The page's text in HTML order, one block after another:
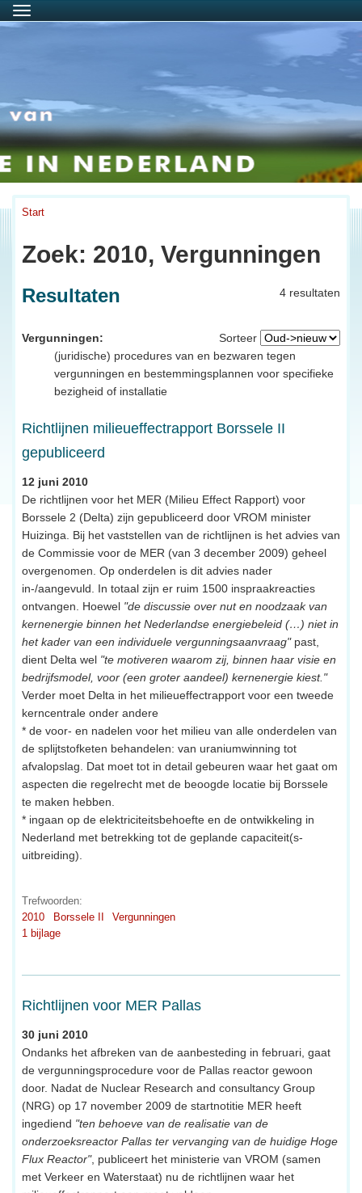
Menu
Start
Zoek: 2010, Vergunningen
4 resultaten
Resultaten
Sorteer
Vergunningen:
(juridische) procedures van en bezwaren tegen
vergunningen en bestemmingsplannen voor specifieke
bezigheid of installatie
Richtlijnen milieueffectrapport Borssele II
gepubliceerd
12 juni 2010
De richtlijnen voor het MER (Milieu Effect Rapport) voor
Borssele 2 (Delta) zijn gepubliceerd door VROM minister
Huizinga. Bij het vaststellen van de richtlijnen is het advies van
de Commissie voor de MER (van 3 december 2009) geheel
overgenomen. Op onderdelen is dit advies nader
in-/aangevuld. In totaal zijn er ruim 1500 inspraakreacties
ontvangen. Hoewel "de discussie over nut en noodzaak van
kernenergie binnen het Nederlandse energiebeleid (…) niet in
het kader van een individuele vergunningsaanvraag"past,
dient Delta wel "te motiveren waarom zij, binnen haar visie en
bedrijfsmodel, voor (een groter aandeel) kernenergie kiest."
Verder moet Delta in het milieueffectrapport voor een tweede
kerncentrale onder andere
* de voor- en nadelen voor het milieu van alle onderdelen van
de splijtstofketen behandelen: van uraniumwinning tot
afvalopslag. Dat moet tot in detail gebeuren waar het gaat om
aspecten die regelrecht met de beoogde locatie bij Borssele
te maken hebben.
* ingaan op de elektriciteitsbehoefte en de ontwikkeling in
Nederland met betrekking tot de geplande capaciteit(s-
uitbreiding).
Trefwoorden:
2010
Borssele II
Vergunningen
1 bijlage
Richtlijnen voor MER Pallas
30 juni 2010
Ondanks het afbreken van de aanbesteding in februari, gaat
de vergunningsprocedure voor de Pallas reactor gewoon
door. Nadat de Nuclear Research and consultancy Group
(NRG) op 17 november 2009 de startnotitie MER heeft
ingediend "ten behoeve van de realisatie van de
onderzoeksreactor Pallas ter vervanging van de huidige Hoge
Flux Reactor", publiceert het ministerie van VROM (samen
met Verkeer en Waterstaat) nu de richtlijnen waar het